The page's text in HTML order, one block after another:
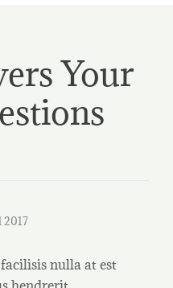
Your
2017
nulla at est